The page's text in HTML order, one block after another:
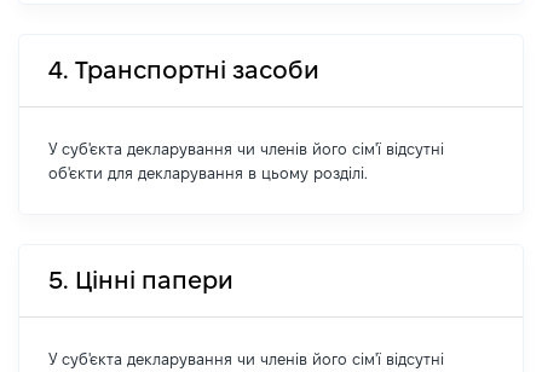
4. Транспортні засоби
У суб'єкта декларування чи членів його сім'ї відсутні
об'єкти для декларування в цьому розділі.
5. Цінні папери
У суб'єкта декларування чи членів його сім'ї відсутні